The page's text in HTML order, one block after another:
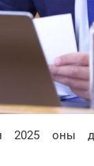
2025 оны